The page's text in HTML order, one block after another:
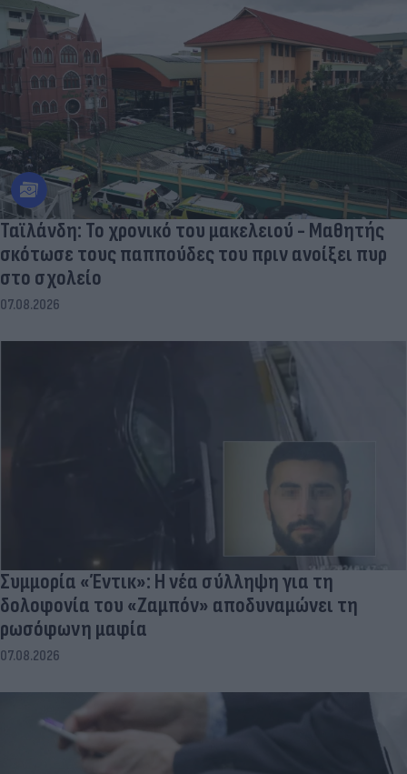
Ταϊλάνδη: Το χρονικό του μακελειού - Μαθητής
σκότωσε τους παππούδες του πριν ανοίξει πυρ
στο σχολείο
07.08.2026
Συμμορία «Έντικ»: Η νέα σύλληψη για τη
δολοφονία του «Ζαμπόν» αποδυναμώνει τη
ρωσόφωνη μαφία
07.08.2026